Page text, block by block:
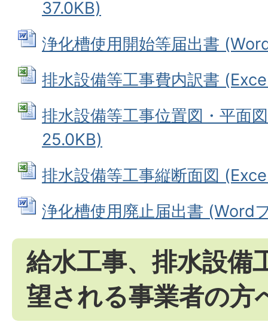
37.0KB)
浄化槽使用開始等届出書
排水設備等工事費内訳書
排水設備等工事位置図・平面
25.0KB)
排水設備等工事縦断面図
浄化槽使用廃止届出書 (Word
給水工事、排水設備
望される事業者の方